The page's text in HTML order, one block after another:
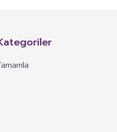
tek başına veya
yer alamaz.
alamaz.